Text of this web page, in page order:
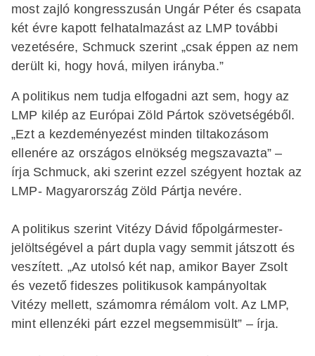
most zajló kongresszusán Ungár Péter és csapata
két évre kapott felhatalmazást az LMP további
vezetésére, Schmuck szerint „csak éppen az nem
derült ki, hogy hová, milyen irányba.”
A politikus nem tudja elfogadni azt sem, hogy az
LMP kilép az Európai Zöld Pártok szövetségéből.
„Ezt a kezdeményezést minden tiltakozásom
ellenére az országos elnökség megszavazta” –
írja Schmuck, aki szerint ezzel szégyent hoztak az
LMP- Magyarország Zöld Pártja nevére.
A politikus szerint Vitézy Dávid főpolgármester-
jelöltségével a párt dupla vagy semmit játszott és
veszített. „Az utolsó két nap, amikor Bayer Zsolt
és vezető fideszes politikusok kampányoltak
Vitézy mellett, számomra rémálom volt. Az LMP,
mint ellenzéki párt ezzel megsemmisült” – írja.